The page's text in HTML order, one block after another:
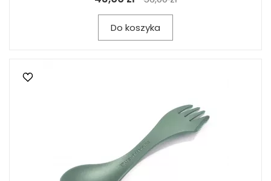
Do koszyka